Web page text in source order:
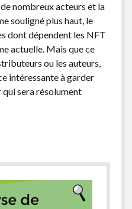
nombreux acteurs et la
souligné plus haut, le
dont dépendent les NFT
actuelle. Mais que ce
ou les auteurs,
intéressante à garder
qui sera résolument